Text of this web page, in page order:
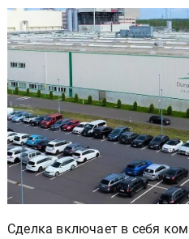
Сделка включает в себя